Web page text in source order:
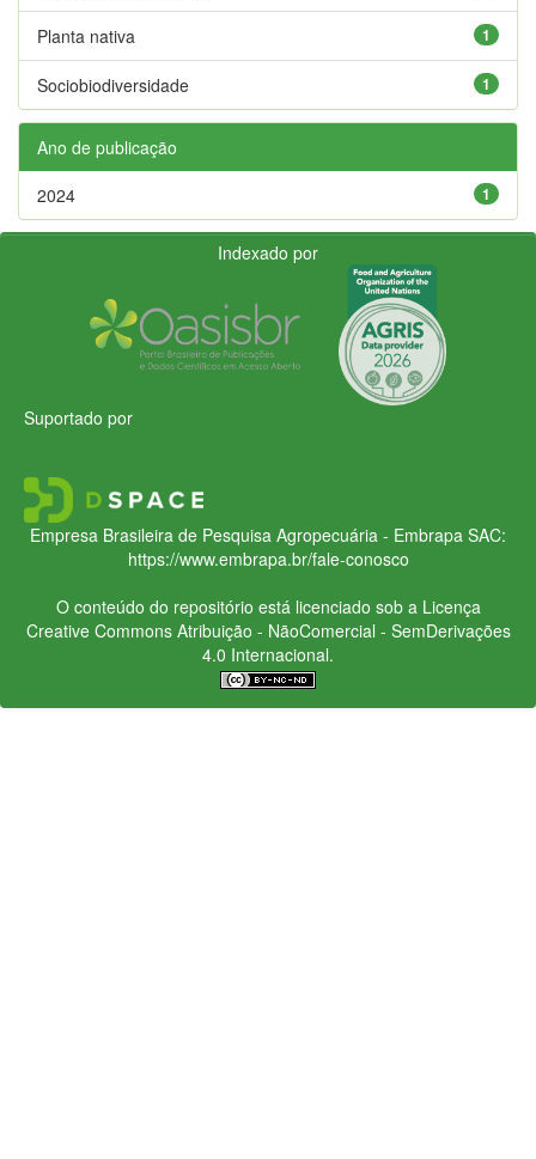
1
Planta nativa
1
Sociobiodiversidade
Ano de publicação
1
2024
Indexado por
Suportado por
Empresa Brasileira de Pesquisa Agropecuária - Embrapa SAC:
https://www.embrapa.br/fale-conosco
O conteúdo do repositório está licenciado sob a Licença
Creative CommonsAtribuição - NãoComercial - SemDerivações
4.0 Internacional.